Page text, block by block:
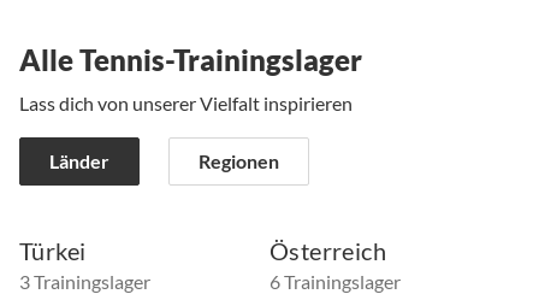
Alle Tennis-Trainingslager
Lass dich von unserer Vielfalt inspirieren
Länder Regionen
Türkei
3 Trainingslager
Österreich
6 Trainingslager